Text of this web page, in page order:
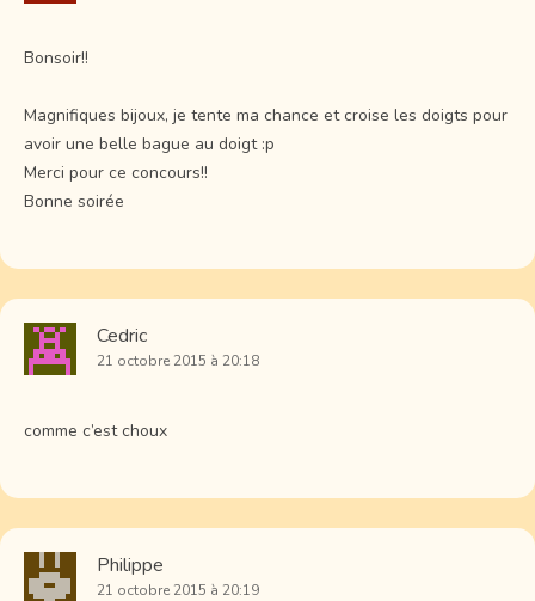
Bonsoir!!
Magnifiques bijoux, je tente ma chance et croise les doigts pour
avoir une belle bague au doigt :p
Merci pour ce concours!!
Bonne soirée
Cedric
21 octobre 2015 à 20:18
comme c’est choux
Philippe
21 octobre 2015 à 20:19